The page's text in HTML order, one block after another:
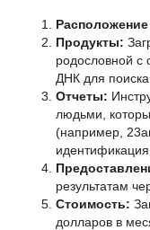
Продукты:
родословной с
ДНК для
Отчеты:
людьми,
(например,
результатам
Стоимость:
долларов в